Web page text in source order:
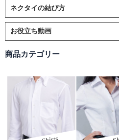
ネクタイの結び方
お役立ち動画
商品カテゴリー